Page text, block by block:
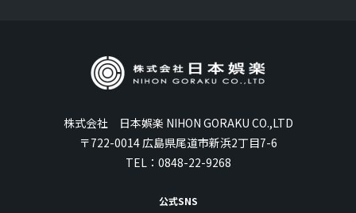
株式会社 日本娯楽 NIHON GORAKU CO.,LTD
〒722-0014 広島県尾道市新浜2丁目7-6
TEL： 0848-22-9268
公式SNS